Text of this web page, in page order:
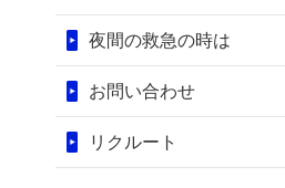
夜間の救急の時は
お問い合わせ
リクルート